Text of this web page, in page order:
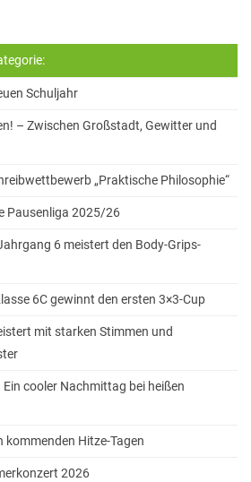
Schuljahr
– Zwischen Großstadt, Gewitter und
„Praktische Philosophie“
Pausenliga 2025/26
6 meistert den Body-Grips-
6C gewinnt den ersten 3×3-Cup
mit starken Stimmen und
Ein cooler Nachmittag bei heißen
Hitze-Tagen
2026